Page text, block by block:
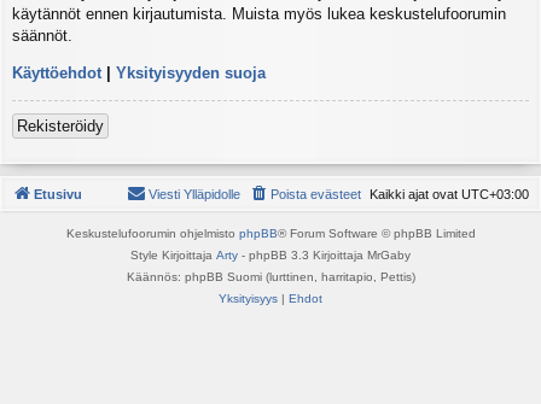
käytännöt ennen kirjautumista. Muista myös lukea keskustelufoorumin
säännöt.
Käyttöehdot | Yksityisyyden suoja
Rekisteröidy
Etusivu Kaikki ajat ovat UTC+03:00
Poista evästeet
Viesti Ylläpidolle
Keskustelufoorumin ohjelmisto phpBB® Forum Software © phpBB Limited
Style Kirjoittaja Arty - phpBB 3.3 Kirjoittaja MrGaby
Käännös: phpBB Suomi (lurttinen, harritapio, Pettis)
Yksityisyys | Ehdot